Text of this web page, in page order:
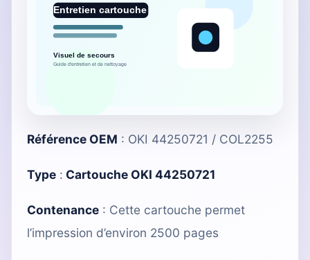
Référence OEM : OKI 44250721 / COL2255
Type : Cartouche OKI 44250721
Contenance : Cette cartouche permet
l’impression d’environ 2500 pages